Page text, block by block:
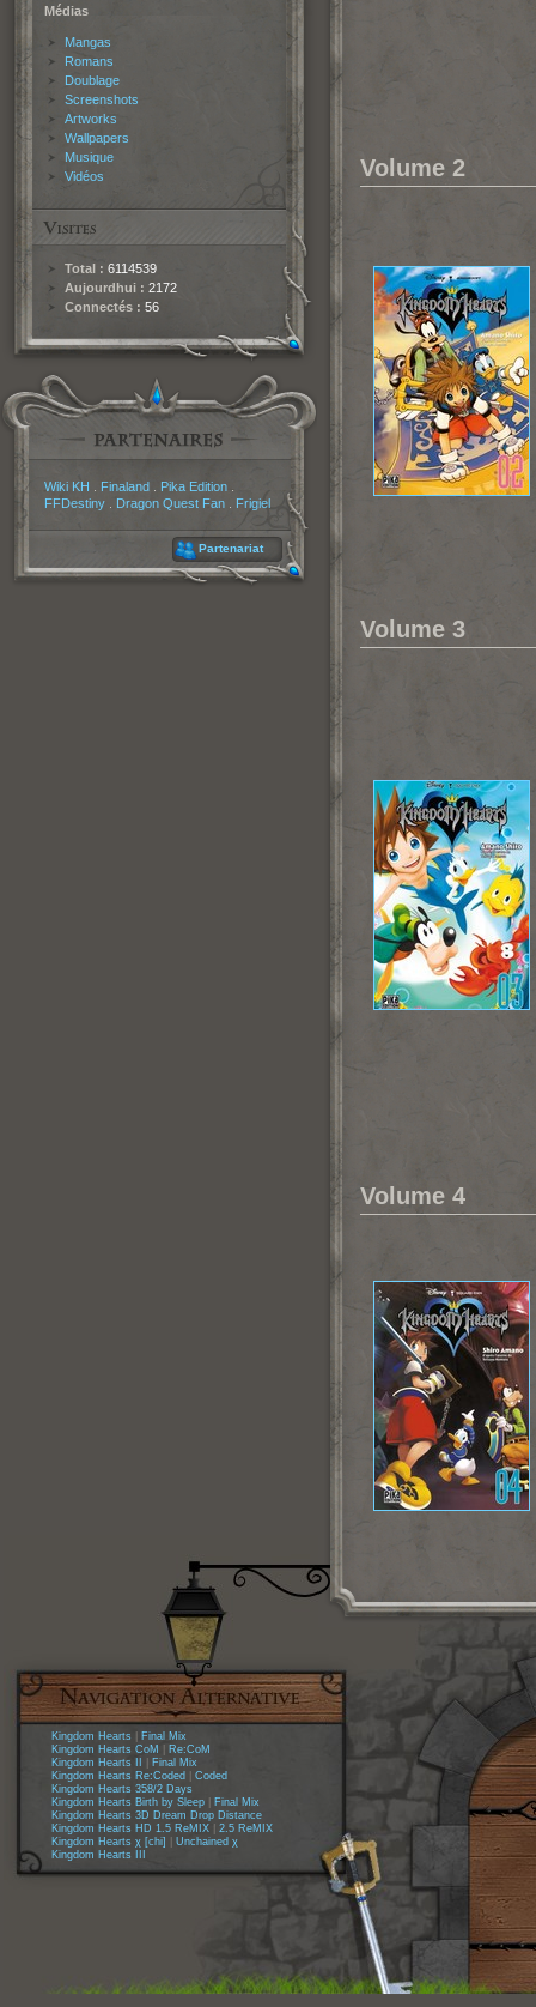
Médias
Mangas
Romans
Doublage
Screenshots
Artworks
Wallpapers
Musique
Vidéos
Total : 6114539
Aujourdhui : 2172
Connectés : 56
Wiki KH Finaland Pika Edition
FFDestiny
Dragon Quest Fan Frigiel
Partenariat
Volume 2
Volume 3
Volume 4
Kingdom Hearts
Final Mix
Kingdom Hearts CoM
Re:CoM
Kingdom Hearts II
Final Mix
Kingdom Hearts Re:Coded
Coded
Kingdom Hearts 358/2 Days
Kingdom Hearts Birth by Sleep
Final Mix
Kingdom Hearts 3D Dream Drop Distance
Kingdom Hearts HD 1.5 ReMIX
2.5 ReMIX
Kingdom Hearts χ [chi]
Unchained χ
Kingdom Hearts III